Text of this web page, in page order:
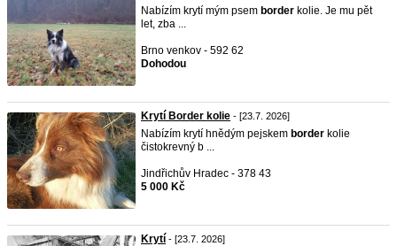
Nabízím krytí mým psem border kolie. Je mu pět
let, zba ...
Brno venkov - 592 62
Dohodou
Krytí Border kolie - [23.7. 2026]
Nabízím krytí hnědým pejskem border kolie
čistokrevný b ...
Jindřichův Hradec - 378 43
5 000 Kč
Krytí - [23.7. 2026]